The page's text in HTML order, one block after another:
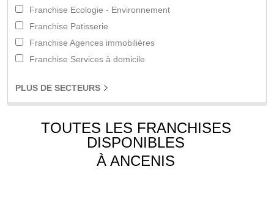
Franchise Ecologie - Environnement
Franchise Patisserie
Franchise Agences immobilières
Franchise Services à domicile
PLUS DE SECTEURS
TOUTES LES FRANCHISES
DISPONIBLES
À ANCENIS